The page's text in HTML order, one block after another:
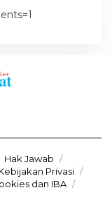
Hak Jawab
Privasi
dan IBA